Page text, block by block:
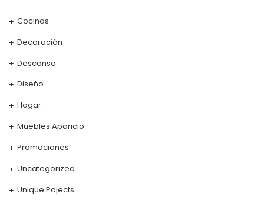
Cocinas
Decoración
Descanso
Diseño
Hogar
Muebles Aparicio
Promociones
Uncategorized
Unique Pojects